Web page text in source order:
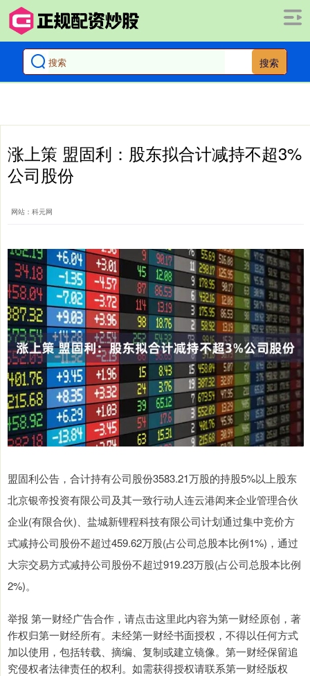
搜索
涨上策 盟固利：股东拟合计减持不超3%
公司股份
网站：科元网
盟固利公告，合计持有公司股份3583.21万股的持股5%以上股东
北京银帝投资有限公司及其一致行动人连云港闳来企业管理合伙
企业(有限合伙)、盐城新锂程科技有限公司计划通过集中竞价方
式减持公司股份不超过459.62万股(占公司总股本比例1%)，通过
大宗交易方式减持公司股份不超过919.23万股(占公司总股本比例
2%)。
举报 第一财经广告合作，请点击这里此内容为第一财经原创，著
作权归第一财经所有。未经第一财经书面授权，不得以任何方式
加以使用，包括转载、摘编、复制或建立镜像。第一财经保留追
究侵权者法律责任的权利。如需获得授权请联系第一财经版权